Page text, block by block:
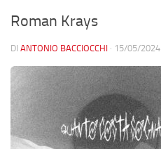
Roman Krays
DI ANTONIO BACCIOCCHI · 15/05/2024